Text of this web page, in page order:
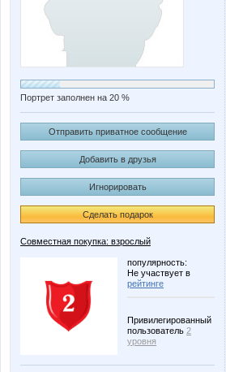
Портрет заполнен на 20 %
Отправить приватное сообщение
Добавить в друзья
Игнорировать
Сделать подарок
Совместная покупка: взрослый
популярность:
Не участвует в
рейтинге
Привилегированный
пользователь 2
уровня